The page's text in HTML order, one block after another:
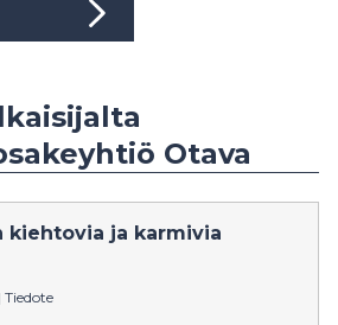
Otava
kiehtovia ja karmivia
Tiedote